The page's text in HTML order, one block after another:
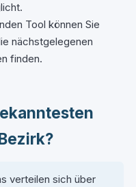
Tool können Sie
nächstgelegenen
finden.
verteilen sich über